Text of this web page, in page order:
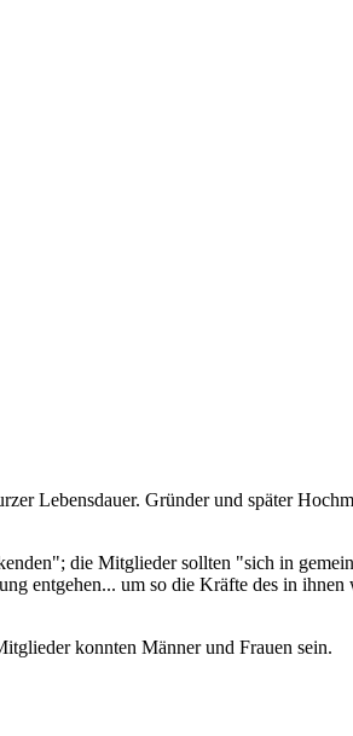
Lebensdauer. Gründer und später
die Mitglieder sollten "sich in
entgehen... um so die Kräfte des in ihnen
konnten Männer und Frauen sein.